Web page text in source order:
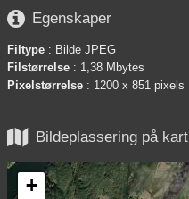
 Egenskaper
Filtype : Bilde JPEG
Filstørrelse : 1,38 Mbytes
Pixelstørrelse : 1200 x 851 pixels
 Bildeplassering på kart
+